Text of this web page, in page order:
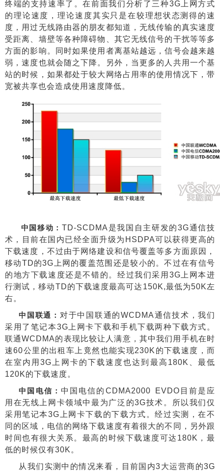
终端的支持速率了。在前面我们分析了三种3G上网方式
的理论速度，理论速度其实只是在较理想状态测得的速
度，用过无线路由器的朋友都知道，无线传输的真实速度
受距离、墙壁等各种障碍物、其它无线信号的干扰等等多
方面的影响。同时如果使用者离基站越远，信号会越来越
弱，速度也就会随之下降。另外，当更多的人共用一个基
站的时候，如果都处于较大网络占用率的使用情况下，带
宽被共享也会造成使用速度降低。
中国移动： TD-SCDMA 是我国自主研发的3G通信技
术，目前在国内已经全面升级为 HSDPA可以获得更高的
下载速度，不过由于网络建设和信号覆盖等多方面原因，
移动TD的3G 上网的覆盖范围还是较小的。不过在有信号
的地方下载速度还是不错的。经过我们采用 3G 上网本进
行测试，移动TD的下载速度最高可达 150K,最低为50K左
右。
中国联通： 对于中国联通的WCDMA通信技术，我们
采用了笔记本3G 上网卡下载和手机下载两种下载方式。
联通WCDMA的表现比较让人满意，其中我们用手机在时
速60公里的出租车上竟然也能实现230K 的下载速度，而
在室内用3G 上网卡的下载速度也达到最高 180K
、最低
120K的下载速度。
中国电信： 中国电信的 CDMA2000 EVDO 目前是应
用在无线上网卡领域中最为广泛的3G技术。所以我们仅
采用笔记本3G 上网卡下载的下载方式。经过实测，在不
同的区域，电信的网络下载速度有着很大的不同，另外跟
时间也有很大关系。最高的时候下载速度可达 180K ，最
低的时候仅有30K 。
从我们实测中的情况来看，目前国内3大运营商的3G